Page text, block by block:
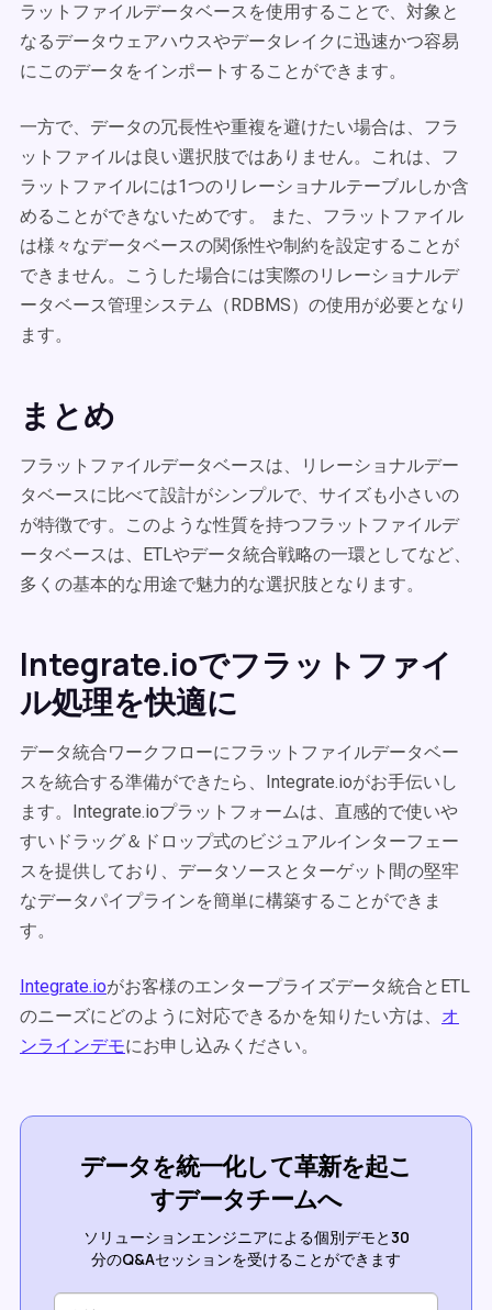
ラットファイルデータベースを使用することで、対象と
なるデータウェアハウスやデータレイクに迅速かつ容易
にこのデータをインポートすることができます。
一方で、データの冗長性や重複を避けたい場合は、フラ
ットファイルは良い選択肢ではありません。これは、フ
ラットファイルには1つのリレーショナルテーブルしか含
めることができないためです。 また、フラットファイル
は様々なデータベースの関係性や制約を設定することが
できません。こうした場合には実際のリレーショナルデ
ータベース管理システム（RDBMS）の使用が必要となり
ます。
まとめ
フラットファイルデータベースは、リレーショナルデー
タベースに比べて設計がシンプルで、サイズも小さいの
が特徴です。このような性質を持つフラットファイルデ
ータベースは、ETLやデータ統合戦略の一環としてなど、
多くの基本的な用途で魅力的な選択肢となります。
Integrate.ioでフラットファイ
ル処理を快適に
データ統合ワークフローにフラットファイルデータベー
スを統合する準備ができたら、Integrate.ioがお手伝いし
ます。Integrate.ioプラットフォームは、直感的で使いや
すいドラッグ＆ドロップ式のビジュアルインターフェー
スを提供しており、データソースとターゲット間の堅牢
なデータパイプラインを簡単に構築することができま
す。
Integrate.ioがお客様のエンタープライズデータ統合とETL
のニーズにどのように対応できるかを知りたい方は、 オ
ンラインデモにお申し込みください。
データを統一化して革新を起こ
すデータチームへ
ソリューションエンジニアによる個別デモと30
分のQ&Aセッションを受けることができます